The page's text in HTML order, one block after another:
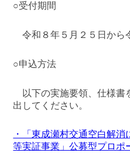
○受付期間
令和８年５月２５日から
○申込方法
以下の実施要領、仕様書
出してください。
・「東成瀬村交通空白解
等実証事業」公募型プロポ